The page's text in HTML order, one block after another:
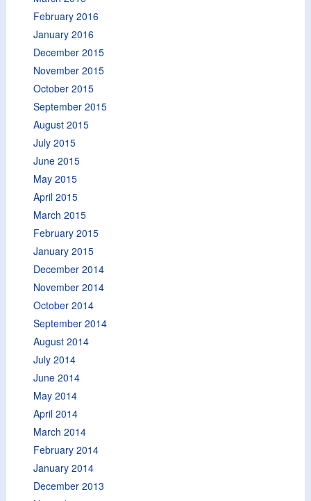
February 2016
January 2016
December 2015
November 2015
October 2015
September 2015
August 2015
July 2015
June 2015
May 2015
April 2015
March 2015
February 2015
January 2015
December 2014
November 2014
October 2014
September 2014
August 2014
July 2014
June 2014
May 2014
April 2014
March 2014
February 2014
January 2014
December 2013